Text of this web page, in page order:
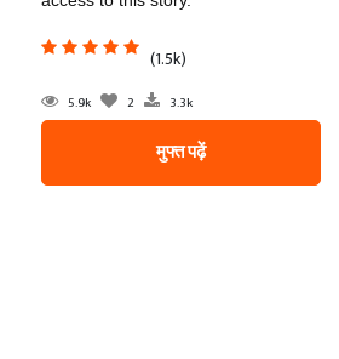
(1.5k)
5.9k 2 3.3k
मुफ्त पढ़ें